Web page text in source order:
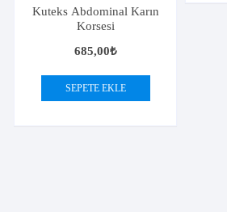
Kuteks Abdominal Karın
Korsesi
685,00₺
SEPETE EKLE